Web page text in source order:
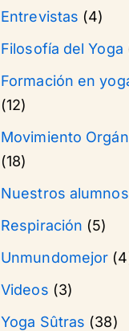
Entrevistas (4)
Filosofía del Yoga
Formación en
(12)
Movimiento
(18)
Nuestros
Respiración (5)
Unmundomejor
Videos (3)
Yoga Sûtras (38)